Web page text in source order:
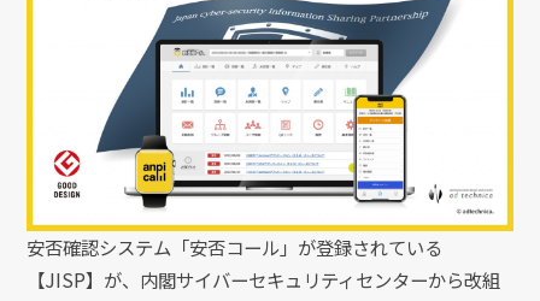
安否確認システム「安否コール」が登録されている
【JISP】が、内閣サイバーセキュリティセンターから改組